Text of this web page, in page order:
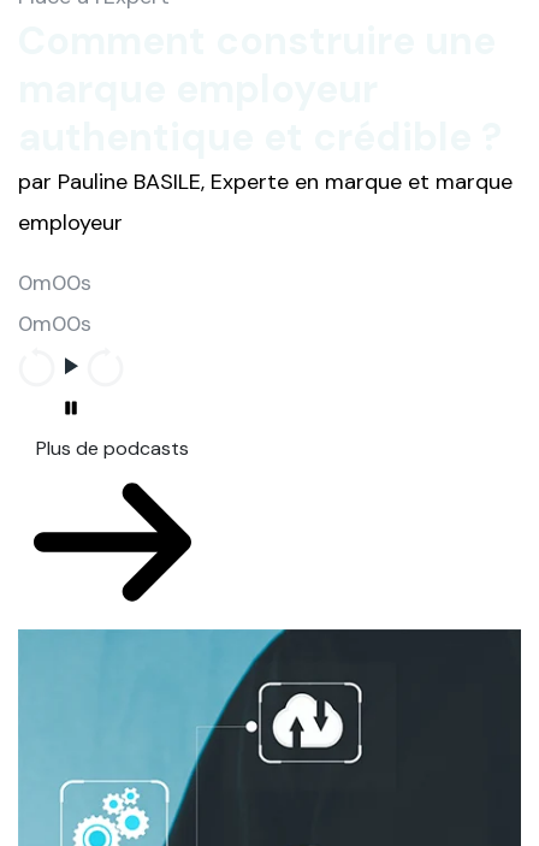
par Pauline BASILE, Experte en marque et marque
employeur
0m00s
0m00s
Plus de podcasts